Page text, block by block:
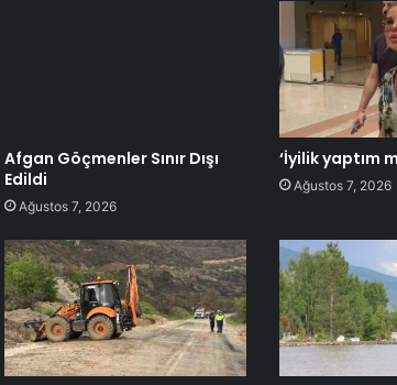
Afgan Göçmenler Sınır Dışı
Edildi
Ağustos 7, 2026
‘İyilik yaptım
Ağustos 7, 2026